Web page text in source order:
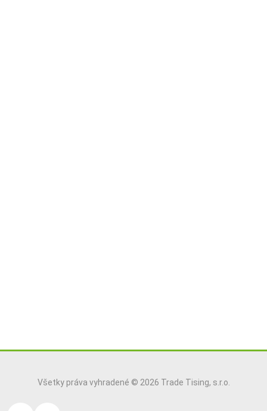
Všetky práva vyhradené © 2026 Trade Tising, s.r.o.